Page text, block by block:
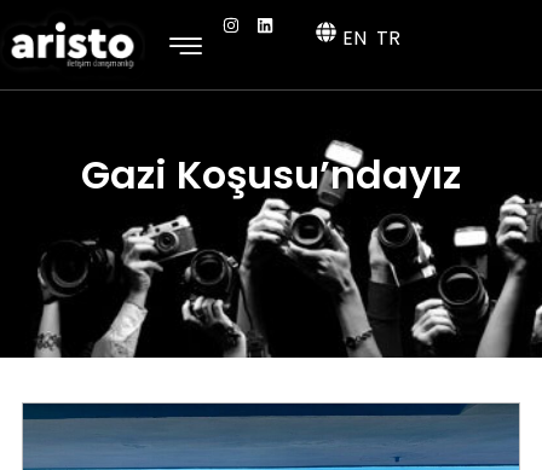
EN TR
Gazi Koşusu’ndayız